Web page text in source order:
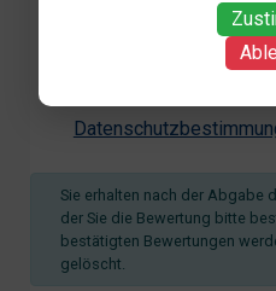
personenbezogenen
Uhrzeit der
Zweck der Bewertung
Sie erhalten nach der Abgabe
der Sie die Bewertung bitte
bestätigten Bewertungen
gelöscht.